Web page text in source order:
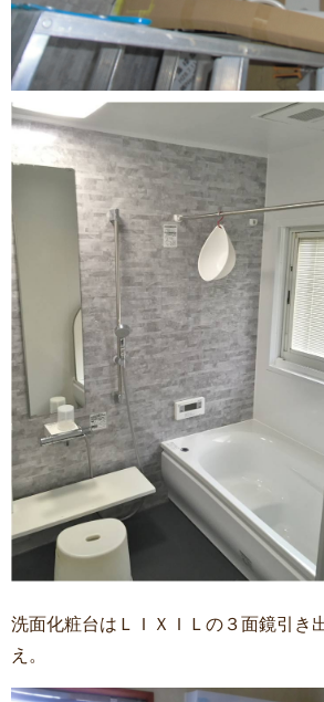
洗面化粧台はＬＩＸＩＬの３面鏡引き
え。